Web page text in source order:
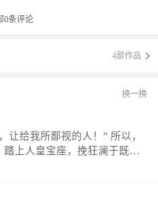
0条评论
4部作品
换一换
我所鄙视的人！” 所以，
踏上人皇宝座，挽狂澜于既
了一段无上的传说！ 微信
http://weibo.com/u/25284575